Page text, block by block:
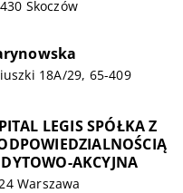
Skoczów
18A/29, 65-409
LEGIS SPÓŁKA Z
AKCYJNA
Warszawa